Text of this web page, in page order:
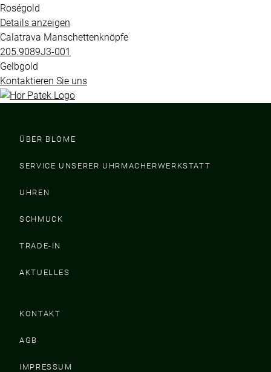
Roségold
Details anzeigen
Calatrava Manschettenknöpfe
205.9089J3​-001
Gelbgold
Kontaktieren Sie uns
ÜBER BLOME
SERVICE UNSERER UHRMACHERWERKSTATT
UHREN
SCHMUCK
TRADE-IN
AKTUELLES
KONTAKT
AGB
IMPRESSUM